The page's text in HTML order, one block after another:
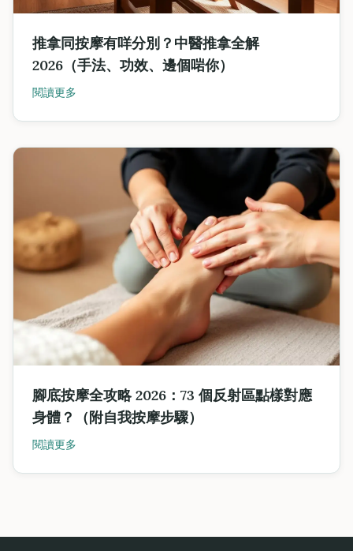
推拿同按摩有咩分別？中醫推拿全解
2026（手法、功效、邊個啱你）
閱讀更多
腳底按摩全攻略 2026：73 個反射區點樣對應
身體？（附自我按摩步驟）
閱讀更多